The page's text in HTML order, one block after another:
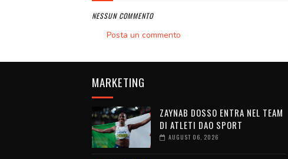
NESSUN COMMENTO
Posta un commento
MARKETING
ZAYNAB DOSSO ENTRA NEL TEAM
DI ATLETI DAO SPORT
AUGUST 06, 2026